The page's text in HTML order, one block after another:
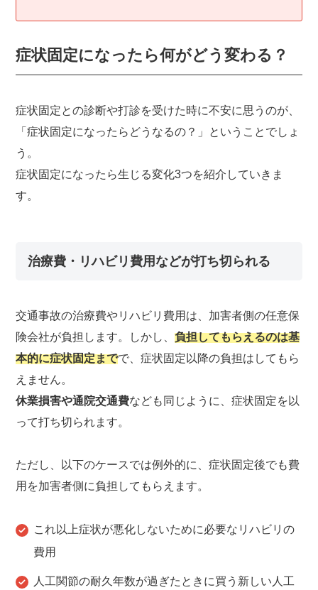
症状固定になったら何がどう変わる？
症状固定との診断や打診を受けた時に不安に思うのが、
「症状固定になったらどうなるの？」ということでしょ
う。
症状固定になったら生じる変化3つを紹介していきま
す。
治療費・リハビリ費用などが打ち切られる
交通事故の治療費やリハビリ費用は、加害者側の任意保
険会社が負担します。しかし、負担してもらえるのは基
本的に症状固定までで、症状固定以降の負担はしてもら
えません。
休業損害や通院交通費なども同じように、症状固定を以
って打ち切られます。
ただし、以下のケースでは例外的に、症状固定後でも費
用を加害者側に負担してもらえます。
これ以上症状が悪化しないために必要なリハビリの
費用
人工関節の耐久年数が過ぎたときに買う新しい人工